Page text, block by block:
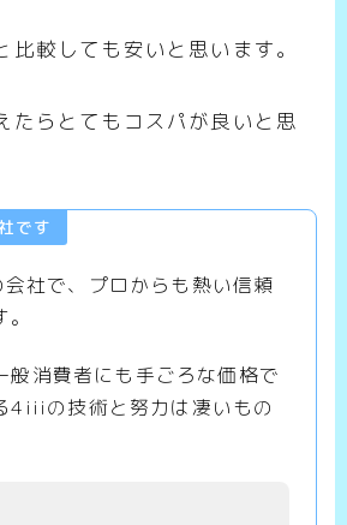
比較しても安いと思います。
たらとてもコスパが良いと思
です
社で、プロからも熱い信頼
般消費者にも手ごろな価格で
4iiiの技術と努力は凄いもの